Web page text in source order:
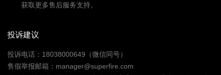
获取更多售后服务支持。
投诉建议
投诉电话：18038000649（微信同号）
售假举报邮箱：manager@superfire.com